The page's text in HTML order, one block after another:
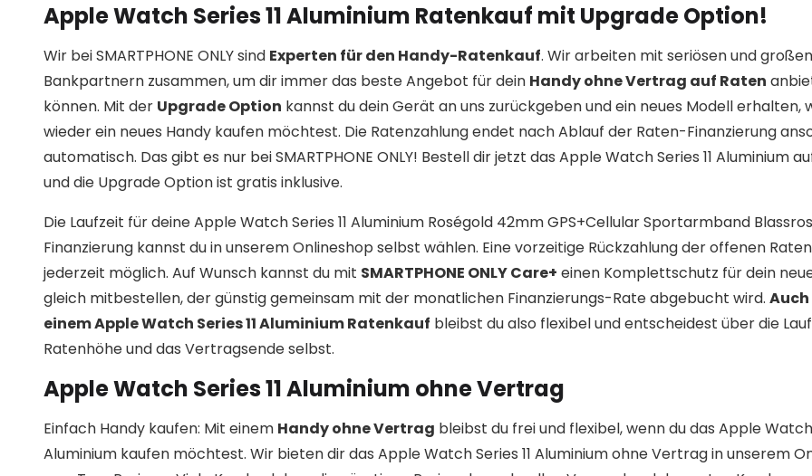
Apple Watch Series 11 Aluminium Ratenkauf mit Upgrade Option!
Wir bei SMARTPHONE ONLY sind Experten für den Handy-Ratenkauf. Wir arbeiten mit seriösen und großen
Bankpartnern zusammen, um dir immer das beste Angebot für dein Handy ohne Vertrag auf Raten
können. Mit der Upgrade Option kannst du dein Gerät an uns zurückgeben und ein neues Modell erhalten,
wieder ein neues Handy kaufen möchtest. Die Ratenzahlung endet nach Ablauf der Raten-Finanzierung
automatisch. Das gibt es nur bei SMARTPHONE ONLY! Bestell dir jetzt das Apple Watch Series 11 Aluminium
und die Upgrade Option ist gratis inklusive.
Die Laufzeit für deine Apple Watch Series 11 Aluminium Roségold 42mm GPS+Cellular Sportarmband
Finanzierung kannst du in unserem Onlineshop selbst wählen. Eine vorzeitige Rückzahlung der offenen
jederzeit möglich. Auf Wunsch kannst du mit SMARTPHONE ONLY Care+ einen Komplettschutz für dein
gleich mitbestellen, der günstig gemeinsam mit der monatlichen Finanzierungs-Rate abgebucht wird.
einem Apple Watch Series 11 Aluminium Ratenkauf bleibst du also flexibel und entscheidest über die
Ratenhöhe und das Vertragsende selbst.
Apple Watch Series 11 Aluminium ohne Vertrag
Einfach Handy kaufen: Mit einem Handy ohne Vertrag bleibst du frei und flexibel, wenn du das Apple Watch
Aluminium kaufen möchtest. Wir bieten dir das Apple Watch Series 11 Aluminium ohne Vertrag in unserem